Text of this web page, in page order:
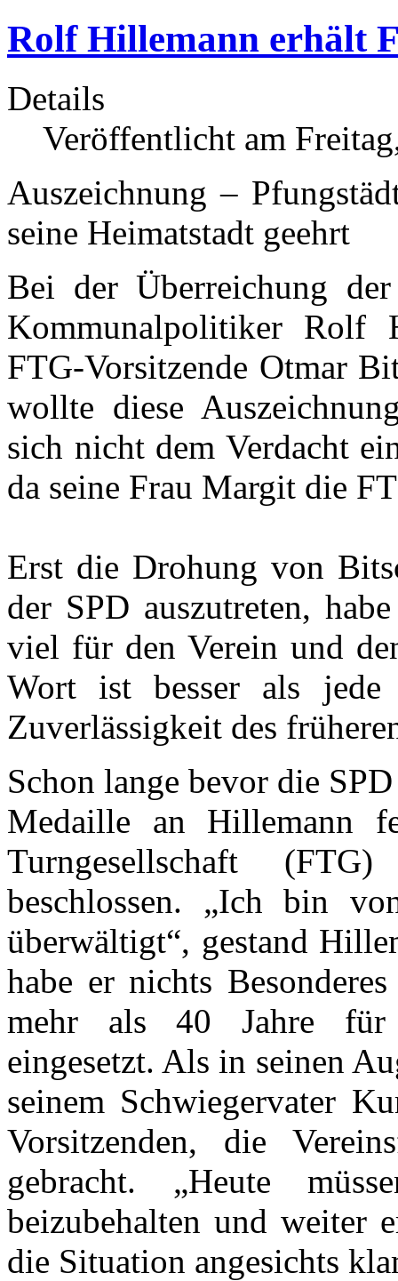
Rolf Hillemann erhält
Details
Veröffentlicht am
Auszeichnung –
seine Heimatstadt geehrt
Bei der Überreichung
Kommunalpolitiker Rolf
FTG-Vorsitzende Otmar
wollte diese
sich nicht dem Verdacht
da seine Frau Margit die
Erst die Drohung von
der SPD auszutreten,
viel für den Verein und
Wort ist besser als jede
Zuverlässigkeit des
Schon lange bevor die
Medaille an Hillemann
Turngesellschaft
beschlossen. „Ich bin
überwältigt“, gestand
habe er nichts
mehr als 40 Jahre für
eingesetzt. Als in seinen
seinem Schwiegervater
Vorsitzenden, die
gebracht. „Heute
beizubehalten und weiter
die Situation angesichts